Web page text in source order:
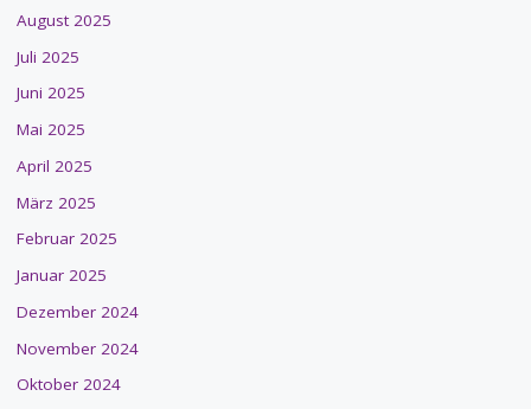
August 2025
Juli 2025
Juni 2025
Mai 2025
April 2025
März 2025
Februar 2025
Januar 2025
Dezember 2024
November 2024
Oktober 2024